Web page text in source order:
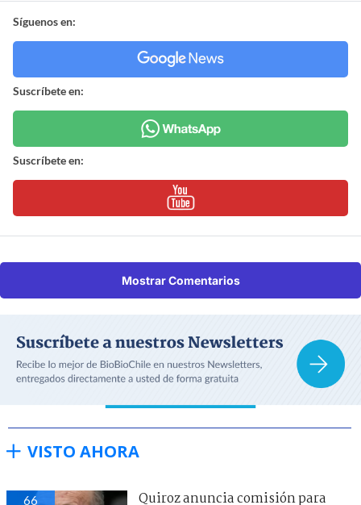
Síguenos en:
Suscríbete en:
Suscríbete en:
Mostrar Comentarios
VISTO AHORA
66
Quiroz anuncia comisión para